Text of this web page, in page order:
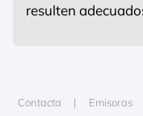
resulten
Contacta Emisoras